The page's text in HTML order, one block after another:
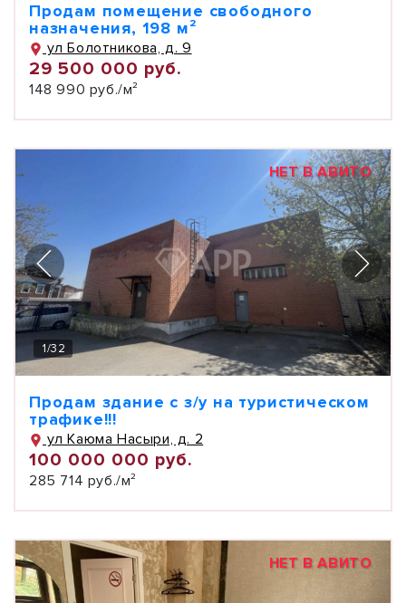
Продам помещение свободного
назначения, 198 м²
ул Болотникова, д. 9
29 500 000 руб.
148 990 руб./м²
НЕТ В АВИТО
1/32
Продам здание с з/у на туристическом
трафике!!!
ул Каюма Насыри, д. 2
100 000 000 руб.
285 714 руб./м²
НЕТ В АВИТО